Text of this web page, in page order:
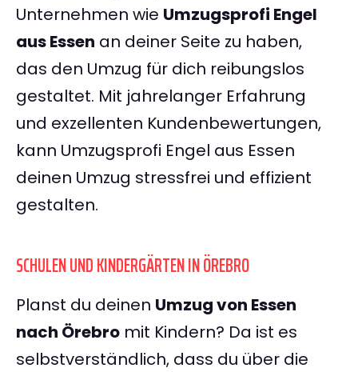
Unternehmen wie Umzugsprofi Engel
aus Essen an deiner Seite zu haben,
das den Umzug für dich reibungslos
gestaltet. Mit jahrelanger Erfahrung
und exzellenten Kundenbewertungen,
kann Umzugsprofi Engel aus Essen
deinen Umzug stressfrei und effizient
gestalten.
SCHULEN UND KINDERGÄRTEN IN ÖREBRO
Planst du deinen Umzug von Essen
nach Örebro mit Kindern? Da ist es
selbstverständlich, dass du über die